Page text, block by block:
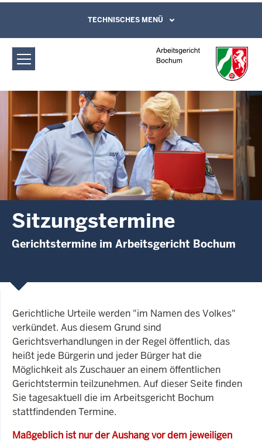
Arbeitsgericht Bochum:
Sitzungstermine
Direkt zum Inhalt
Leichte Sprache, Gebärdensprachenvideo
und Kontaktformular
TECHNISCHES MENÜ
Sitzungstermine
Gerichtstermine im Arbeitsgericht Bochum
Gerichtliche Urteile werden "im Namen des Volkes"
verkündet. Aus diesem Grund sind
Gerichtsverhandlungen in der Regel öffentlich, das
heißt jede Bürgerin und jeder Bürger hat die
Möglichkeit als Zuschauer an einem öffentlichen
Gerichtstermin teilzunehmen. Auf dieser Seite finden
Sie tagesaktuell die im Arbeitsgericht Bochum
stattfindenden Termine.
Maßgeblich ist nur der Aushang vor dem jeweiligen